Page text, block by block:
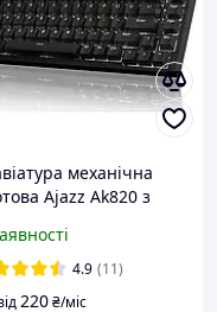
механічна
Ajazz Ak820 з
SWAP Чорний
4.9 (11)
220₴/міс